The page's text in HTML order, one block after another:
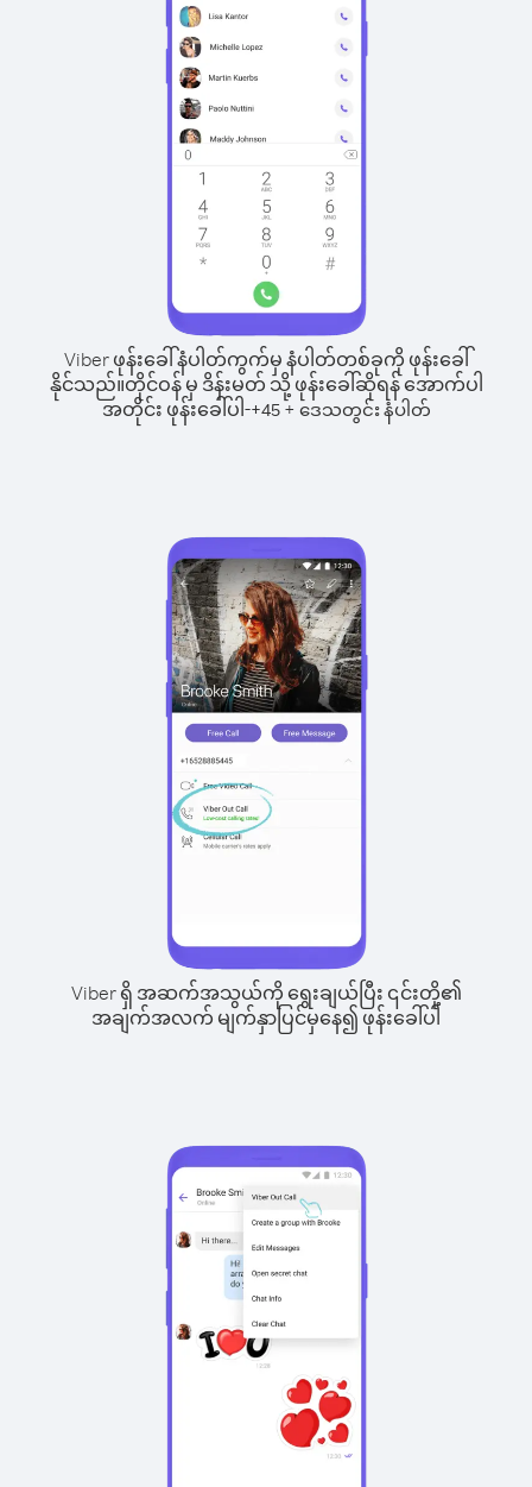
Viber ဖုန်းခေါ်နံပါတ်ကွက်မှ နံပါတ်တစ်ခုကို ဖုန်းခေါ်
နိုင်သည်။တိုင်ဝန် မှ ဒိန်းမတ် သို့ ဖုန်းခေါ်ဆိုရန် အောက်ပါ
အတိုင်း ဖုန်းခေါ်ပါ-+45+ ဒေသတွင်း နံပါတ်
Viber ရှိ အဆက်အသွယ်ကို ရွေးချယ်ပြီး ၎င်းတို့၏
အချက်အလက် မျက်နှာပြင်မှနေ၍ ဖုန်းခေါ်ပါ